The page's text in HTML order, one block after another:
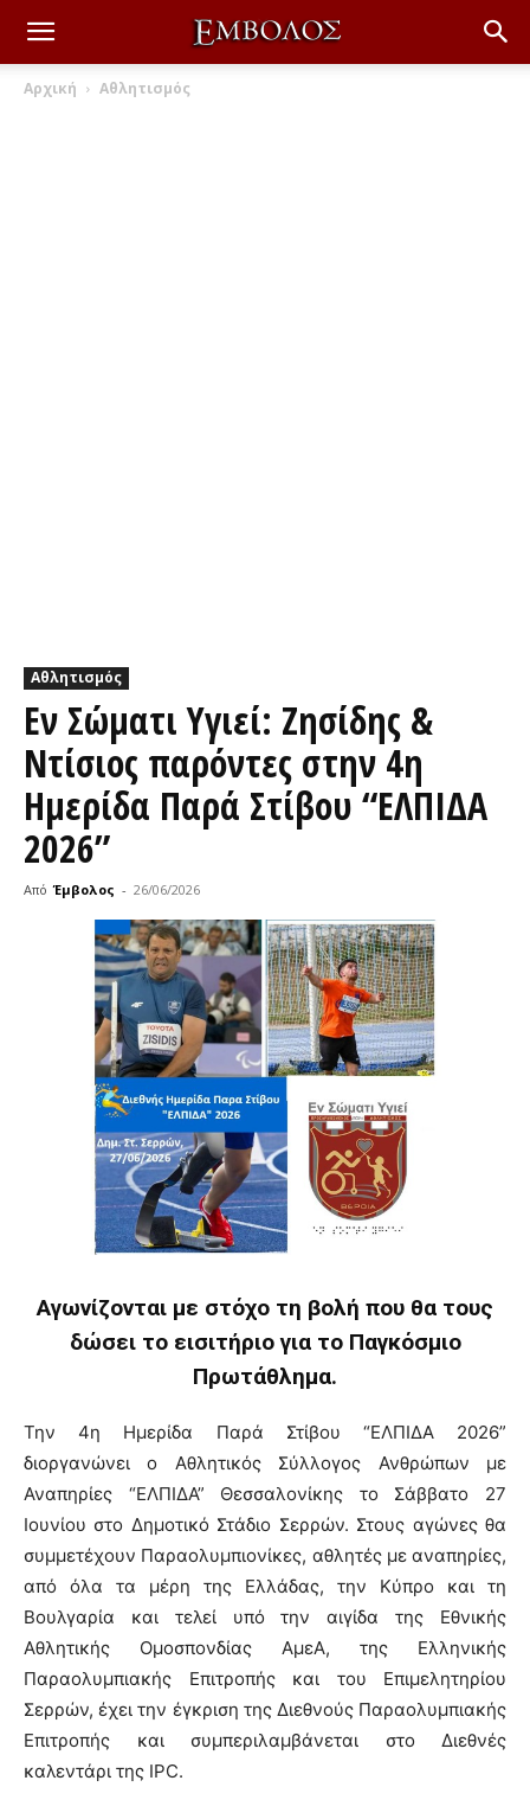
Αρχική Αθλητισμός
Αθλητισμός
Εν Σώματι Υγιεί: Ζησίδης &
Ντίσιος παρόντες στην 4η
Ημερίδα Παρά Στίβου “ΕΛΠΙΔΑ
2026”
Από Έμβολος - 26/06/2026
Αγωνίζονται με στόχο τη βολή που θα τους
δώσει το εισιτήριο για το Παγκόσμιο
Πρωτάθλημα.
Την 4η Ημερίδα Παρά Στίβου “ΕΛΠΙΔΑ 2026”
διοργανώνει ο Αθλητικός Σύλλογος Ανθρώπων με
Αναπηρίες “ΕΛΠΙΔΑ” Θεσσαλονίκης το Σάββατο 27
Ιουνίου στο Δημοτικό Στάδιο Σερρών. Στους αγώνες θα
συμμετέχουν Παραολυμπιονίκες, αθλητές με αναπηρίες,
από όλα τα μέρη της Ελλάδας, την Κύπρο και τη
Βουλγαρία και τελεί υπό την αιγίδα της Εθνικής
Αθλητικής Ομοσπονδίας ΑμεΑ, της Ελληνικής
Παραολυμπιακής Επιτροπής και του Επιμελητηρίου
Σερρών, έχει την έγκριση της Διεθνούς Παραολυμπιακής
Επιτροπής και συμπεριλαμβάνεται στο Διεθνές
καλεντάρι της IPC.